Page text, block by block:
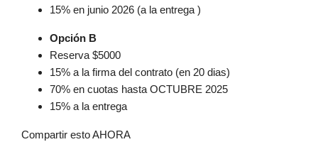
15% en junio 2026 (a la entrega )
Opción B
Reserva $5000
15% a la firma del contrato (en 20 dias)
70% en cuotas hasta OCTUBRE 2025
15% a la entrega
Compartir esto AHORA